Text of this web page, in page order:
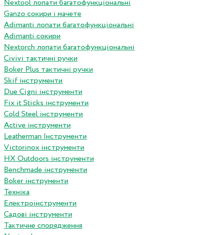
Nextool лопати багатофункціональні
Ganzo сокири і мачете
Adimanti лопати багатофункціональні
Adimanti сокири
Nextorch лопати багатофункціональні
Сivivi тактичні ручки
Boker Plus тактичні ручки
Skif інструменти
Due Cigni інструменти
Fix it Sticks інструменти
Сold Steel інструменти
Active інструменти
Leatherman Інструменти
Victorinox інструменти
HX Outdoors інструменти
Benchmade інструменти
Boker інструменти
Техніка
Електроінструменти
Садові інструменти
Тактичне спорядження